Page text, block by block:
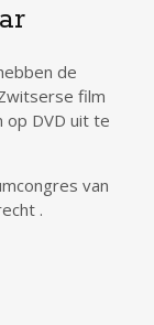
de
film
op DVD uit te
van
.